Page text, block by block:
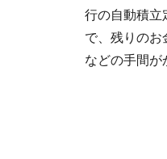
行の自動積立
で、残りのお
などの手間が